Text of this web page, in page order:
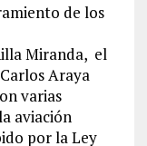
de los
Miranda, el
Araya
varias
aviación
por la Ley